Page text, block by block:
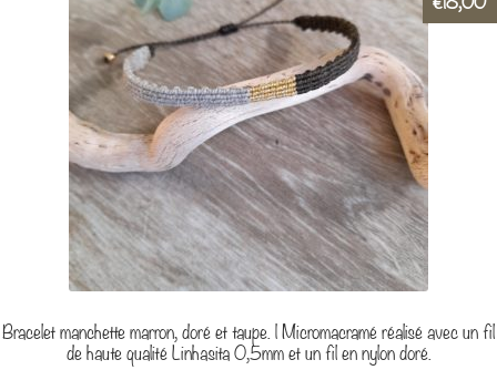
Bracelet manchette marron, doré et taupe. | Micromacramé réalisé avec un fil
de haute qualité Linhasita 0,5mm et un fil en nylon doré.